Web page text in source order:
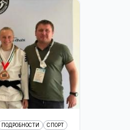
ПОДРОБНОСТИ СПОРТ